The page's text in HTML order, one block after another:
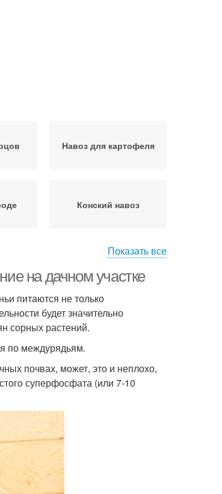
Навоз для картофеля
Конский навоз
Показать все
на дачном участке
питаются не только
будет значительно
сорных растений.
по междурядьям.
почвах, может, это и неплохо,
суперфосфата (или 7-10